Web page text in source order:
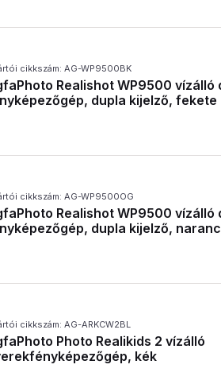
cikkszám: AG-WP9500BK
Realishot WP9500 vízálló
dupla kijelző, fekete
cikkszám: AG-WP9500OG
Realishot WP9500 vízálló
dupla kijelző,
cikkszám: AG-ARKCW2BL
Photo Realikids 2 vízálló
kék